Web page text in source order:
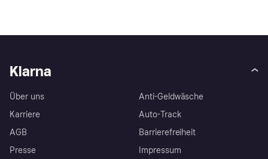
Klarna
Über uns
Karriere
AGB
Presse
Anti-Geldwäsche
Auto-Track
Barrierefreiheit
Impressum